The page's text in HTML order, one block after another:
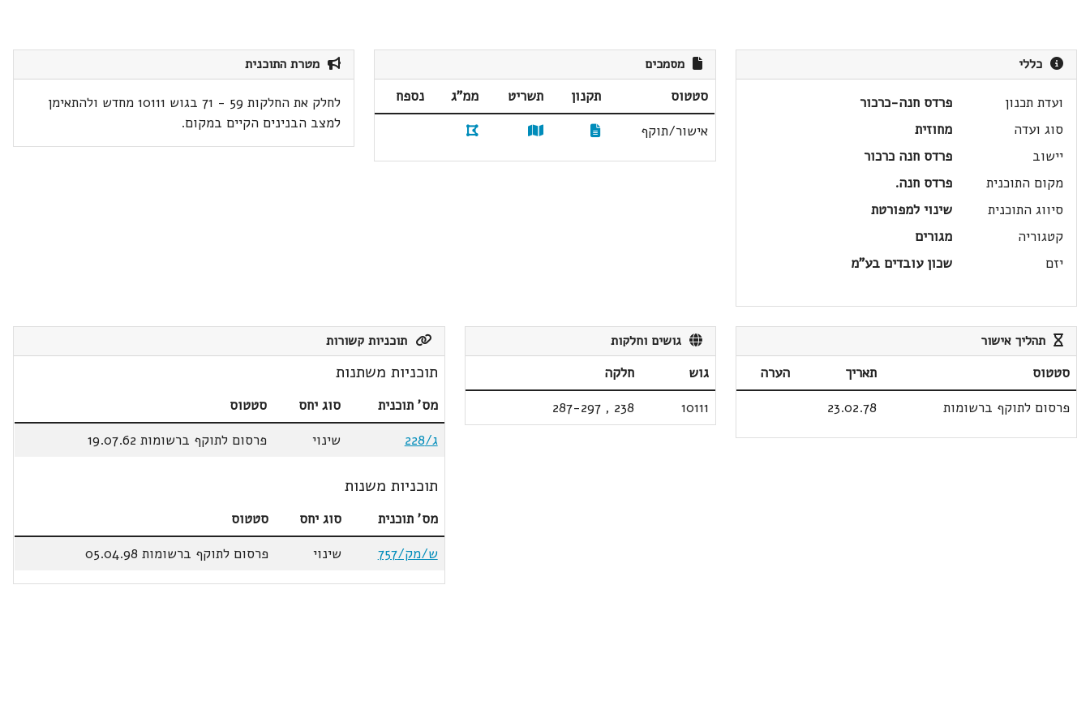
כללי
ועדת תכנון
פרדס חנה-כרכור
סוג ועדה
מחוזית
יישוב
פרדס חנה כרכור
מקום התוכנית
פרדס חנה.
סיווג התוכנית
שינוי למפורטת
קטגוריה
מגורים
יזם
שכון עובדים בע"מ
מסמכים
סטטוס תקנון תשריט ממ"ג
נספח
אישור/תוקף
מטרת התוכנית
לחלק את החלקות 59 - 71 בגוש 10111 מחדש ולהתאימן
למצב הבנינים הקיים במקום.
תהליך אישור
סטטוס תאריך
הערה
פרסום לתוקף ברשומות
23.02.78
גושים וחלקות
גוש
חלקה
10111
238
,
287-297
תוכניות קשורות
תוכניות משתנות
מס' תוכנית סוג יחס
סטטוס
ג/228
שינוי פרסום לתוקף ברשומות 19.07.62
תוכניות משנות
מס' תוכנית סוג יחס
סטטוס
ש/מק/757
שינוי פרסום לתוקף ברשומות 05.04.98